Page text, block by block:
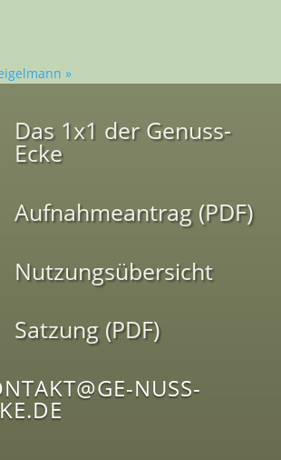
»
Das 1x1 der Genuss-
Ecke
Aufnahmeantrag (PDF)
Nutzungsübersicht
Satzung (PDF)
NUSS-